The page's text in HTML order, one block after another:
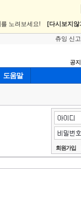
를 노려보세요! [다시보지않
츄잉 신
공
도움말
회원가입